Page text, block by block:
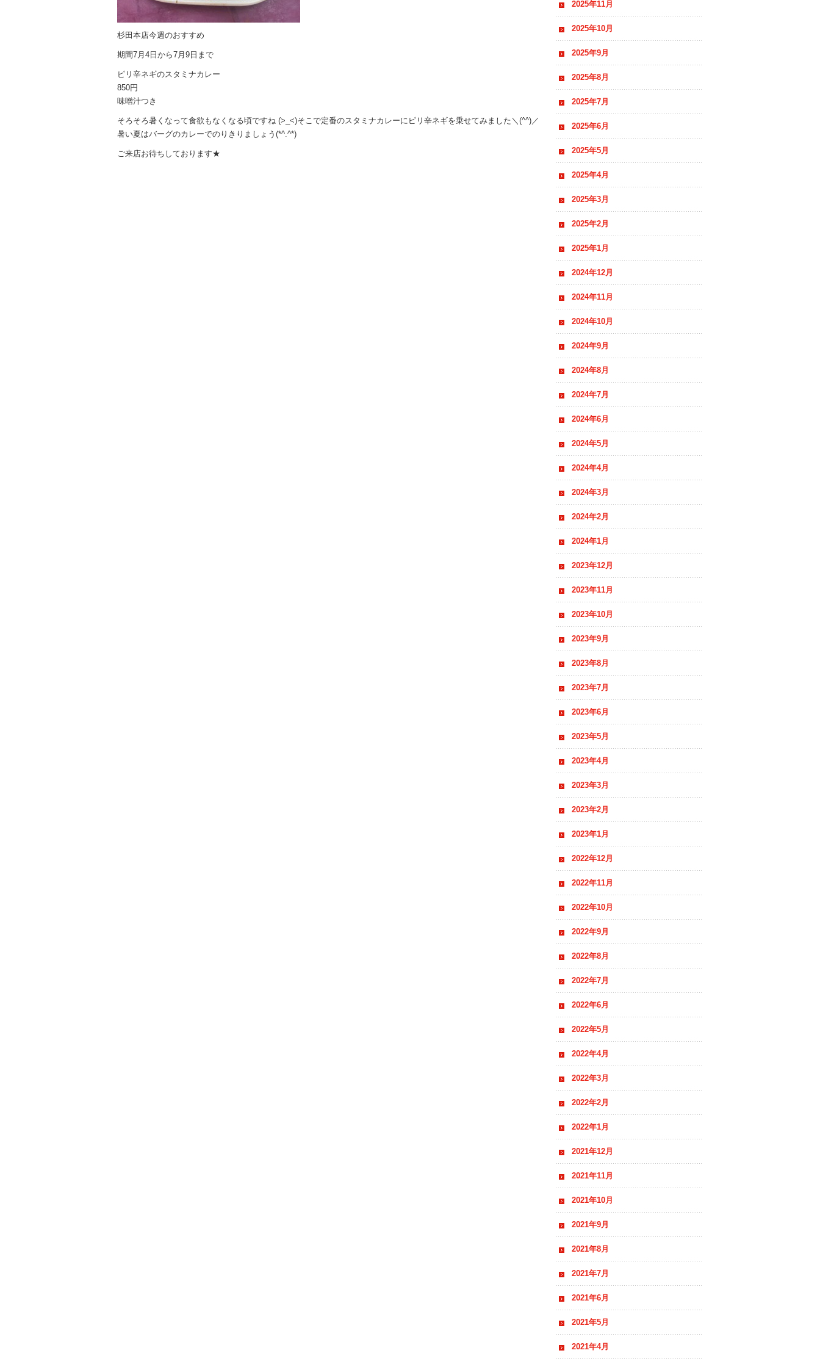
杉田本店今週のおすすめ
期間7月4日から7月9日まで
ピリ辛ネギのスタミナカレー
850円
味噌汁つき
そろそろ暑くなって食欲もなくなる頃ですね (>_<)そこで定番のスタミナカレーにピリ辛ネギを乗せてみました＼(^^)／
暑い夏はバーグのカレーでのりきりましょう(*^.^*)
ご来店お待ちしております★
2025年11月
2025年10月
2025年9月
2025年8月
2025年7月
2025年6月
2025年5月
2025年4月
2025年3月
2025年2月
2025年1月
2024年12月
2024年11月
2024年10月
2024年9月
2024年8月
2024年7月
2024年6月
2024年5月
2024年4月
2024年3月
2024年2月
2024年1月
2023年12月
2023年11月
2023年10月
2023年9月
2023年8月
2023年7月
2023年6月
2023年5月
2023年4月
2023年3月
2023年2月
2023年1月
2022年12月
2022年11月
2022年10月
2022年9月
2022年8月
2022年7月
2022年6月
2022年5月
2022年4月
2022年3月
2022年2月
2022年1月
2021年12月
2021年11月
2021年10月
2021年9月
2021年8月
2021年7月
2021年6月
2021年5月
2021年4月